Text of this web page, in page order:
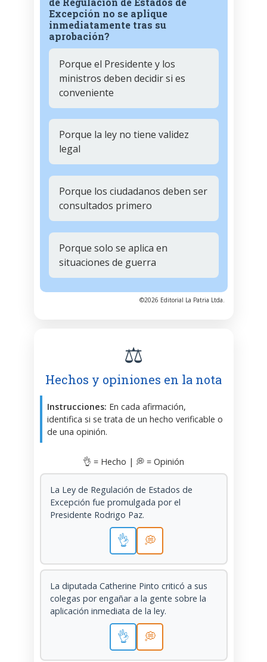
Excepción no se aplique
inmediatamente tras su
aprobación?
Porque el Presidente y los
ministros deben decidir si es
conveniente
Porque la ley no tiene validez
legal
Porque los ciudadanos deben ser
consultados primero
Porque solo se aplica en
situaciones de guerra
©2026 Editorial La Patria Ltda.
⚖️
Hechos y opiniones en la nota
Instrucciones: En cada afirmación,
identifica si se trata de un hecho verificable o
de una opinión.
👌 = Hecho | 💭 = Opinión
La Ley de Regulación de Estados de
Excepción fue promulgada por el
Presidente Rodrigo Paz.
👌 💭
La diputada Catherine Pinto criticó a sus
colegas por engañar a la gente sobre la
aplicación inmediata de la ley.
👌 💭